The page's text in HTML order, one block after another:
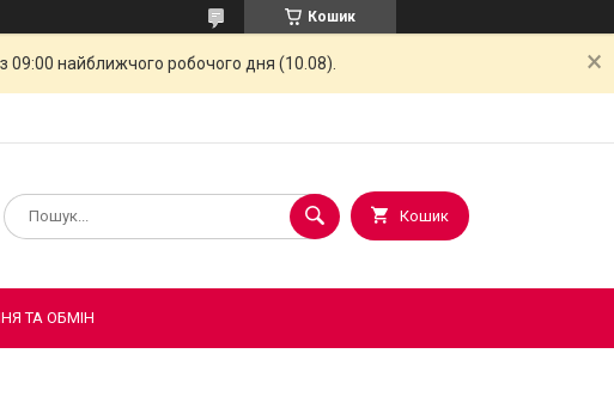
Кошик
09:00 найближчого робочого дня (10.08).
Кошик
ТА ОБМІН